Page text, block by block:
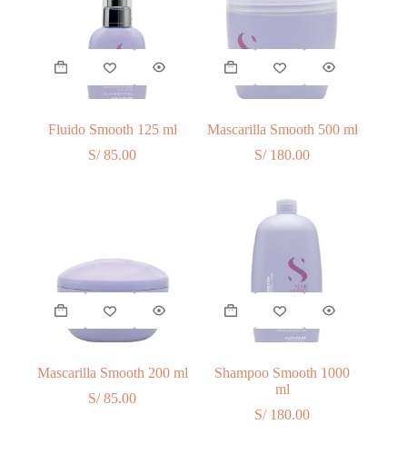
Fluido Smooth 125 ml
S/85.00
Mascarilla Smooth 500 ml
S/180.00
Mascarilla Smooth 200 ml
S/85.00
Shampoo Smooth 1000
ml
S/180.00